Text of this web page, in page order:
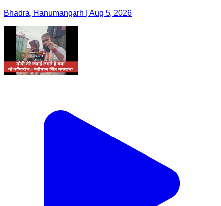
Bhadra, Hanumangarh | Aug 5, 2026